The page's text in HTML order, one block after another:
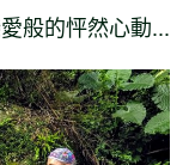
般的怦然心動...